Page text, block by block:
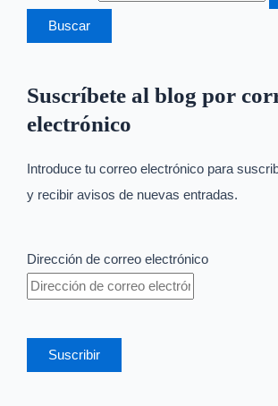
Suscríbete al blog por
electrónico
Introduce tu correo electrónico para
y recibir avisos de nuevas entradas.
Dirección de correo electrónico
Suscribir